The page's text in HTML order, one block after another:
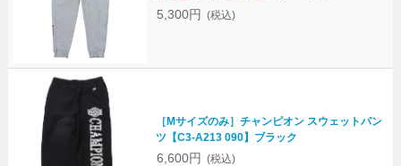
5,300円 (税込)
［Mサイズのみ］チャンピオン スウェットパン
ツ【C3-A213 090】ブラック
6,600円 (税込)